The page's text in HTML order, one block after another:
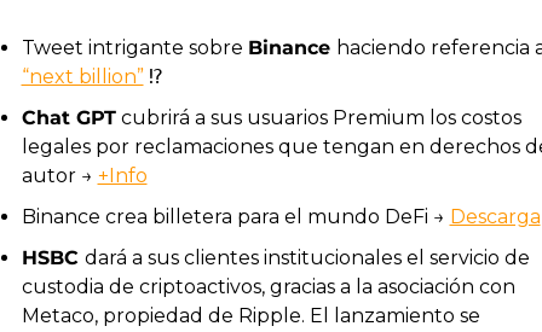
Tweet intrigante sobre Binance
“next billion” ⁉
Chat GPT cubrirá a sus usuarios Premium los costos
legales por reclamaciones que tengan en derechos
autor → +Info
Binance crea billetera para el mundo DeFi → Descarga
HSBC dará a sus clientes institucionales el servicio de
custodia de criptoactivos, gracias a la asociación con
Metaco, propiedad de Ripple. El lanzamiento se